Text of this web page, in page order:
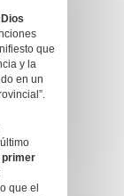
que
y la
en un
primer
que el